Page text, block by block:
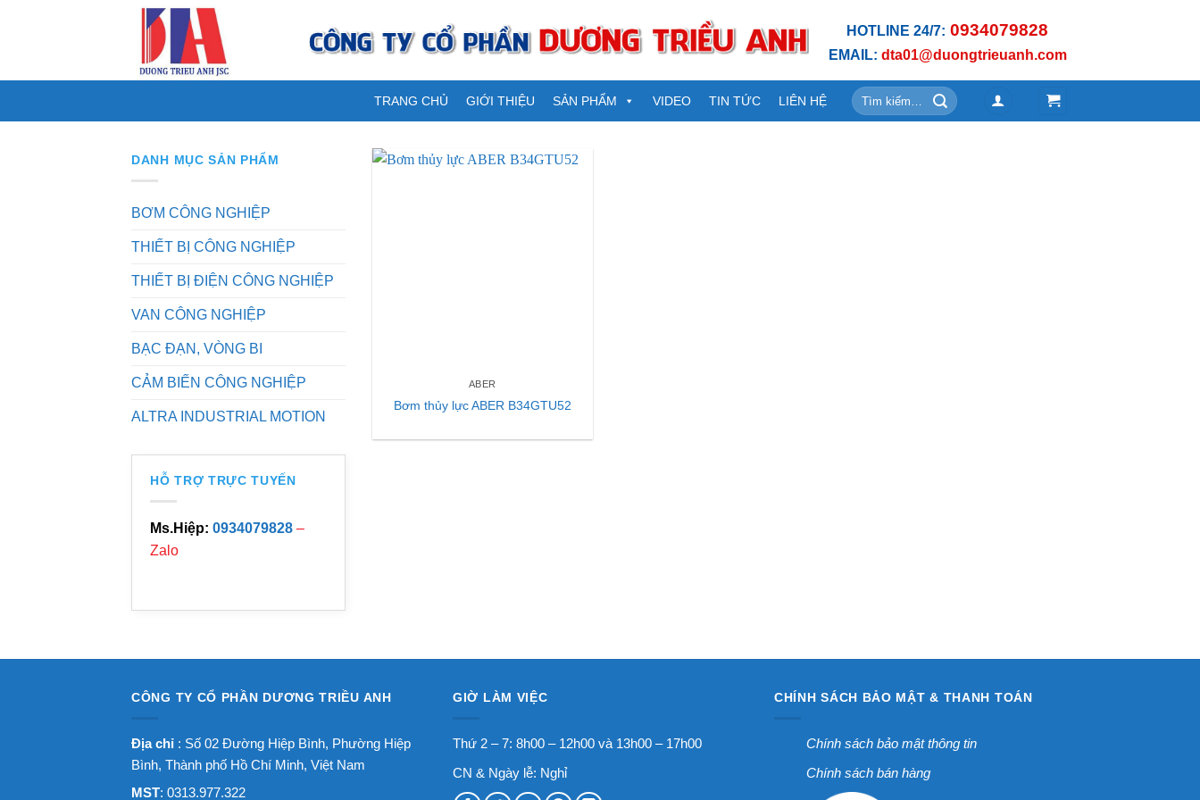
HOTLINE 24/7: 0934079828
EMAIL: dta01@duongtrieuanh.com
TRANG CHỦ GIỚI THIỆU SẢN PHẨM VIDEO TIN TỨC LIÊN HỆ
Tìm
kiếm:
DANH MỤC SẢN PHẨM
BƠM CÔNG NGHIỆP
THIẾT BỊ CÔNG NGHIỆP
THIẾT BỊ ĐIỆN CÔNG NGHIỆP
VAN CÔNG NGHIỆP
BẠC ĐẠN, VÒNG BI
CẢM BIẾN CÔNG NGHIỆP
ALTRA INDUSTRIAL MOTION
HỖ TRỢ TRỰC TUYẾN
Ms.Hiệp: 0934079828 –
Zalo
ABER
Bơm thủy lực ABER B34GTU52
CÔNG TY CỔ PHẦN DƯƠNG TRIỀU ANH
Địa chỉ : Số 02 Đường Hiệp Bình, Phường Hiệp
Bình, Thành phố Hồ Chí Minh, Việt Nam
MST: 0313.977.322
GIỜ LÀM VIỆC
Thứ 2 – 7: 8h00 – 12h00 và 13h00 – 17h00
CN & Ngày lễ: Nghỉ
CHÍNH SÁCH BẢO MẬT & THANH TOÁN
Chính sách bảo mật thông tin
Chính sách bán hàng